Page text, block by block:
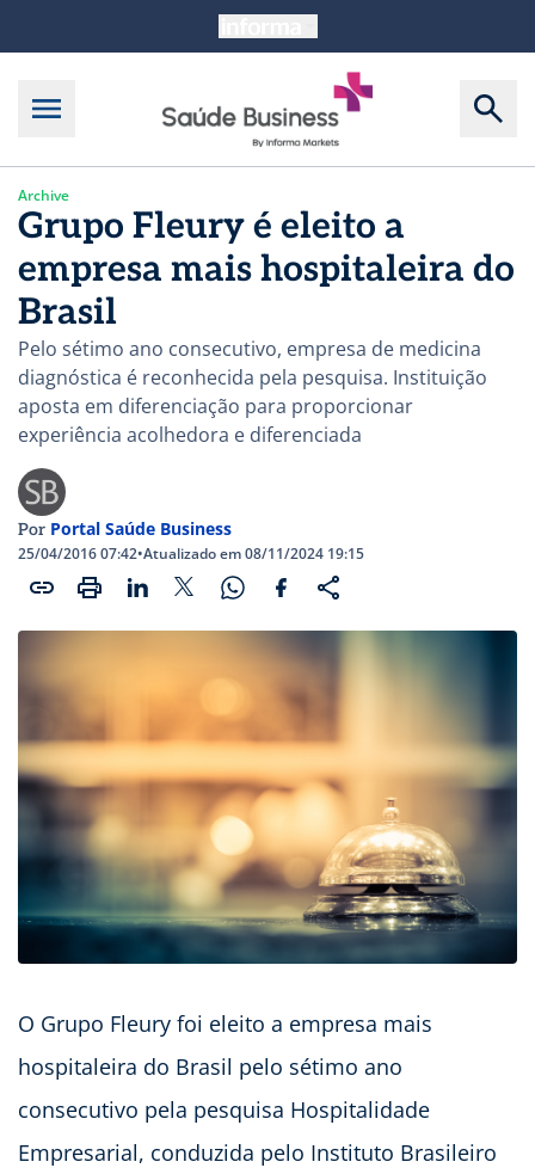
Archive
Grupo Fleury é eleito a
empresa mais hospitaleira do
Brasil
Pelo sétimo ano consecutivo, empresa de medicina
diagnóstica é reconhecida pela pesquisa. Instituição
aposta em diferenciação para proporcionar
experiência acolhedora e diferenciada
Por Portal Saúde Business
25/04/2016 07:42•Atualizado em 08/11/2024 19:15
O Grupo Fleury foi eleito a empresa mais
hospitaleira do Brasil pelo sétimo ano
consecutivo pela pesquisa Hospitalidade
Empresarial, conduzida pelo Instituto Brasileiro